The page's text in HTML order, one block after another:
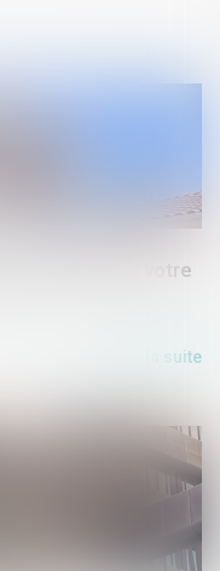
à bas prix votre
Lire la suite